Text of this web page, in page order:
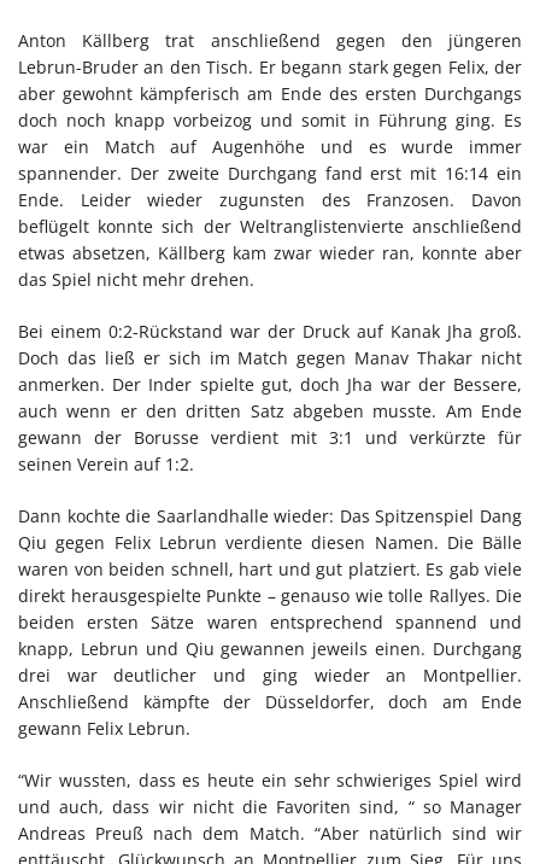
Anton Källberg trat anschließend gegen den jüngeren
Lebrun-Bruder an den Tisch. Er begann stark gegen Felix, der
aber gewohnt kämpferisch am Ende des ersten Durchgangs
doch noch knapp vorbeizog und somit in Führung ging. Es
war ein Match auf Augenhöhe und es wurde immer
spannender. Der zweite Durchgang fand erst mit 16:14 ein
Ende. Leider wieder zugunsten des Franzosen. Davon
beflügelt konnte sich der Weltranglistenvierte anschließend
etwas absetzen, Källberg kam zwar wieder ran, konnte aber
das Spiel nicht mehr drehen.
Bei einem 0:2-Rückstand war der Druck auf Kanak Jha groß.
Doch das ließ er sich im Match gegen Manav Thakar nicht
anmerken. Der Inder spielte gut, doch Jha war der Bessere,
auch wenn er den dritten Satz abgeben musste. Am Ende
gewann der Borusse verdient mit 3:1 und verkürzte für
seinen Verein auf 1:2.
Dann kochte die Saarlandhalle wieder: Das Spitzenspiel Dang
Qiu gegen Felix Lebrun verdiente diesen Namen. Die Bälle
waren von beiden schnell, hart und gut platziert. Es gab viele
direkt herausgespielte Punkte – genauso wie tolle Rallyes. Die
beiden ersten Sätze waren entsprechend spannend und
knapp, Lebrun und Qiu gewannen jeweils einen. Durchgang
drei war deutlicher und ging wieder an Montpellier.
Anschließend kämpfte der Düsseldorfer, doch am Ende
gewann Felix Lebrun.
“Wir wussten, dass es heute ein sehr schwieriges Spiel wird
und auch, dass wir nicht die Favoriten sind, “ so Manager
Andreas Preuß nach dem Match. “Aber natürlich sind wir